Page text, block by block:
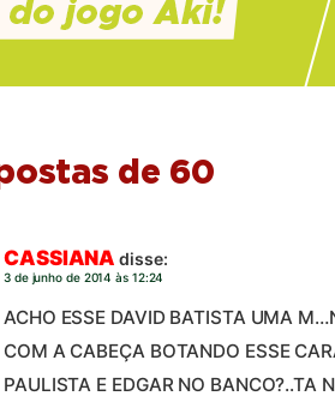
de 60
CASSIANA disse:
3 de junho de 2014 às 12:24
ACHO ESSE DAVID BATISTA UMA
COM A CABEÇA BOTANDO ESSE
PAULISTA E EDGAR NO BANCO?..TA